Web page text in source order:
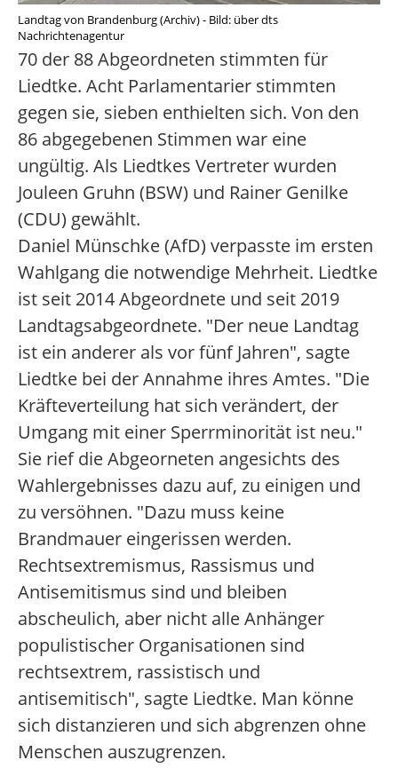
Landtag von Brandenburg (Archiv) - Bild: über dts
Nachrichtenagentur
70 der 88 Abgeordneten stimmten für
Liedtke. Acht Parlamentarier stimmten
gegen sie, sieben enthielten sich. Von den
86 abgegebenen Stimmen war eine
ungültig. Als Liedtkes Vertreter wurden
Jouleen Gruhn (BSW) und Rainer Genilke
(CDU) gewählt.
Daniel Münschke (AfD) verpasste im ersten
Wahlgang die notwendige Mehrheit. Liedtke
ist seit 2014 Abgeordnete und seit 2019
Landtagsabgeordnete. "Der neue Landtag
ist ein anderer als vor fünf Jahren", sagte
Liedtke bei der Annahme ihres Amtes. "Die
Kräfteverteilung hat sich verändert, der
Umgang mit einer Sperrminorität ist neu."
Sie rief die Abgeorneten angesichts des
Wahlergebnisses dazu auf, zu einigen und
zu versöhnen. "Dazu muss keine
Brandmauer eingerissen werden.
Rechtsextremismus, Rassismus und
Antisemitismus sind und bleiben
abscheulich, aber nicht alle Anhänger
populistischer Organisationen sind
rechtsextrem, rassistisch und
antisemitisch", sagte Liedtke. Man könne
sich distanzieren und sich abgrenzen ohne
Menschen auszugrenzen.